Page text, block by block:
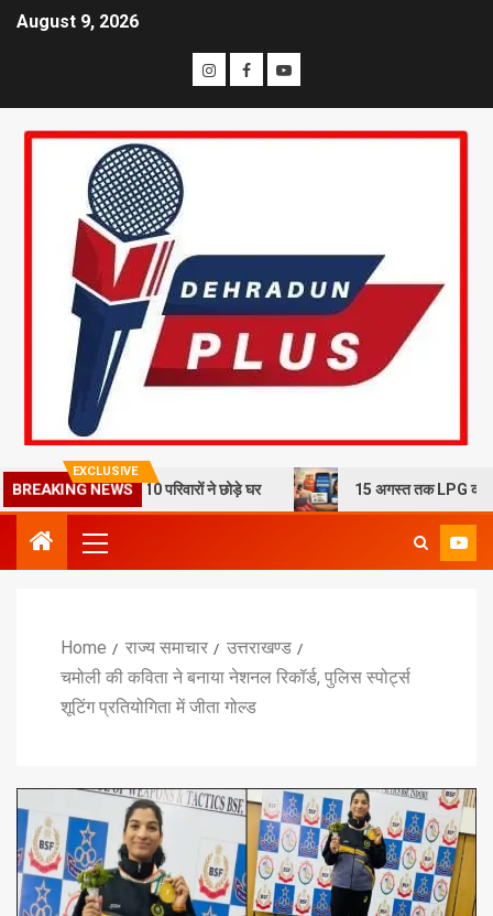
August 9, 2026
EXCLUSIVE
BREAKING NEWS
से दहशत, 10 परिवारों ने छोड़े घर 15 अगस्त तक LPG कनेक्शन की e-
Home राज्य समाचार
उत्तराखण्ड
चमोली की कविता ने बनाया नेशनल रिकॉर्ड, पुलिस स्पोर्ट्स
शूटिंग प्रतियोगिता में जीता गोल्ड